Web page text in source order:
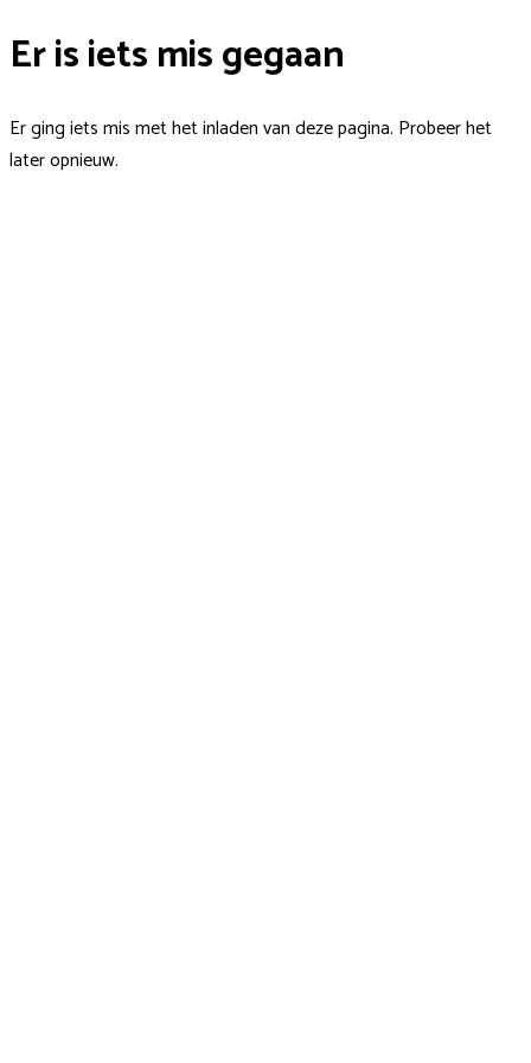
Er is iets mis gegaan
Er ging iets mis met het inladen van deze pagina. Probeer het
later opnieuw.